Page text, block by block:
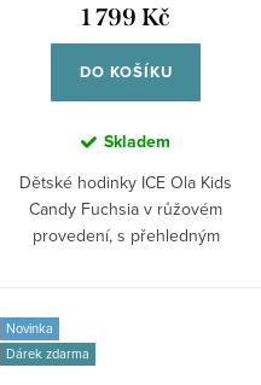
1 799 Kč
DO KOŠÍKU
Skladem
Dětské hodinky ICE Ola Kids
Candy Fuchsia v růžovém
provedení, s přehledným
Novinka
Dárek zdarma